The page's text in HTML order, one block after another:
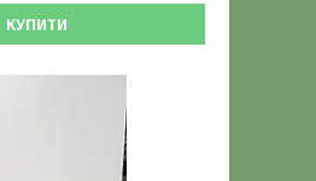
КУПИТИ